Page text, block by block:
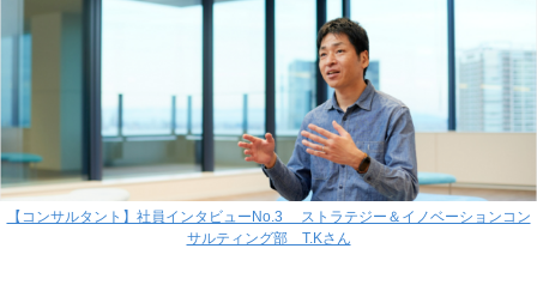
【コンサルタント】社員インタビューNo.3 ストラテジー＆イノベーションコン
サルティング部 T.Kさん